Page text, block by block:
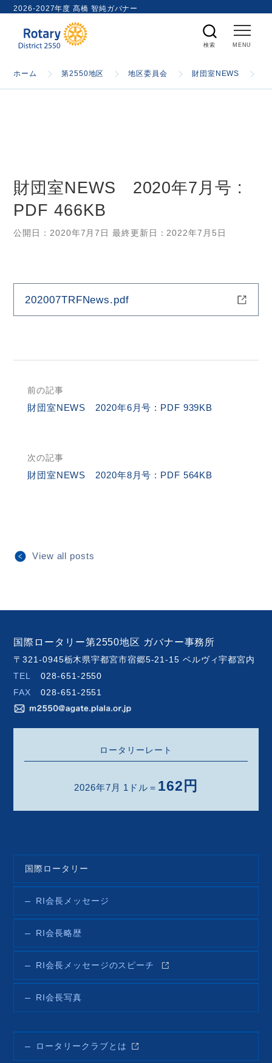
2026-2027年度 髙橋 智純ガバナー
内
ホーム 第2550地区 地区委員会 財団室NEWS
財団室NEWS 2020年7月号 :
PDF 466KB
公開日：2020年7月7日 最終更新日：2022年7月5日
202007TRFNews.pdf
前の記事
財団室NEWS 2020年6月号 : PDF 939KB
次の記事
財団室NEWS 2020年8月号 : PDF 564KB
View all posts
国際ロータリー第2550地区 ガバナー事務所
〒321-0945栃木県宇都宮市宿郷5-21-15 ベルヴィ宇都宮内
TEL
028-651-2550
FAX
028-651-2551
ロータリーレート
2026年7月 1ドル＝ 162円
国際ロータリー
RI会長メッセージ
RI会長略歴
RI会長メッセージのスピーチ
RI会長写真
ロータリークラブとは
ガバナー
スケジュール
HOME
イ
索